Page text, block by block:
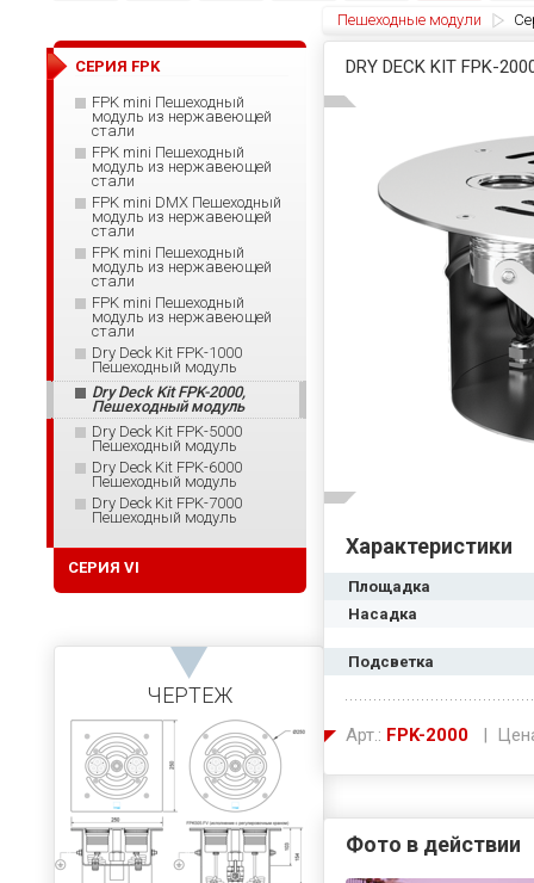
Пешеходные модули
DRY DECK KIT FPK-
Характеристики
Площадка
Насадка
Подсветка
Арт.: FPK-2000 |
Фото в действии
СЕРИЯ FPK
FPK mini Пешеходный
модуль из нержавеющей
стали
FPK mini Пешеходный
модуль из нержавеющей
стали
FPK mini DMX Пешеходный
модуль из нержавеющей
стали
FPK mini Пешеходный
модуль из нержавеющей
стали
FPK mini Пешеходный
модуль из нержавеющей
стали
Dry Deck Kit FPK-1000
Пешеходный модуль
Dry Deck Kit FPK-2000,
Пешеходный модуль
Dry Deck Kit FPK-5000
Пешеходный модуль
Dry Deck Kit FPK-6000
Пешеходный модуль
Dry Deck Kit FPK-7000
Пешеходный модуль
СЕРИЯ VI
ЧЕРТЕЖ